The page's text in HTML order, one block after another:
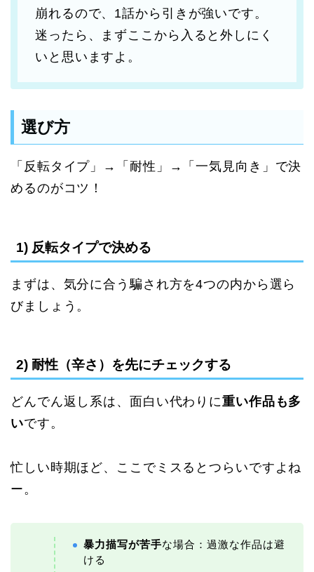
崩れるので、1話から引きが強いです。
迷ったら、まずここから入ると外しにく
いと思いますよ。
選び方
「反転タイプ」→「耐性」→「一気見向き」で決
めるのがコツ！
1) 反転タイプで決める
まずは、気分に合う騙され方を4つの内から選ら
びましょう。
2) 耐性（辛さ）を先にチェックする
どんでん返し系は、面白い代わりに重い作品も多
いです。
忙しい時期ほど、ここでミスるとつらいですよね
ー。
暴力描写が苦手な場合：過激な作品は避
ける